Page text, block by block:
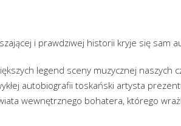
i prawdziwej historii kryje się sam
legend sceny muzycznej naszych
autobiografii toskański artysta
wewnętrznego bohatera, którego